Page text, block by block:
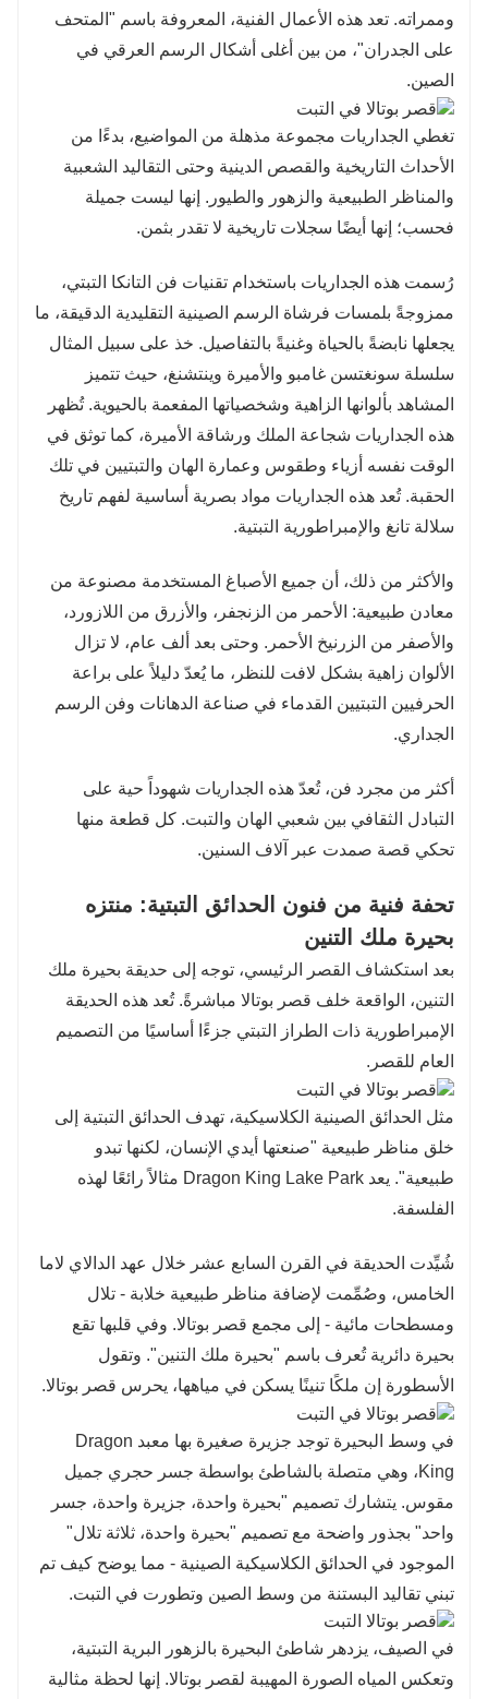
وممراته. تعد هذه الأعمال الفنية، المعروفة باسم "المتحف
على الجدران"، من بين أغلى أشكال الرسم العرقي في
الصين.
تغطي الجداريات مجموعة مذهلة من المواضيع، بدءًا من
الأحداث التاريخية والقصص الدينية وحتى التقاليد الشعبية
والمناظر الطبيعية والزهور والطيور. إنها ليست جميلة
فحسب؛ إنها أيضًا سجلات تاريخية لا تقدر بثمن.
رُسمت هذه الجداريات باستخدام تقنيات فن التانكا التبتي،
ممزوجةً بلمسات فرشاة الرسم الصينية التقليدية الدقيقة، ما
يجعلها نابضةً بالحياة وغنيةً بالتفاصيل. خذ على سبيل المثال
سلسلة سونغتسن غامبو والأميرة وينتشنغ، حيث تتميز
المشاهد بألوانها الزاهية وشخصياتها المفعمة بالحيوية. تُظهر
هذه الجداريات شجاعة الملك ورشاقة الأميرة، كما توثق في
الوقت نفسه أزياء وطقوس وعمارة الهان والتبتيين في تلك
الحقبة. تُعد هذه الجداريات مواد بصرية أساسية لفهم تاريخ
سلالة تانغ والإمبراطورية التبتية.
والأكثر من ذلك، أن جميع الأصباغ المستخدمة مصنوعة من
معادن طبيعية: الأحمر من الزنجفر، والأزرق من اللازورد،
والأصفر من الزرنيخ الأحمر. وحتى بعد ألف عام، لا تزال
الألوان زاهية بشكل لافت للنظر، ما يُعدّ دليلاً على براعة
الحرفيين التبتيين القدماء في صناعة الدهانات وفن الرسم
الجداري.
أكثر من مجرد فن، تُعدّ هذه الجداريات شهوداً حية على
التبادل الثقافي بين شعبي الهان والتبت. كل قطعة منها
تحكي قصة صمدت عبر آلاف السنين.
تحفة فنية من فنون الحدائق التبتية: منتزه
بحيرة ملك التنين
بعد استكشاف القصر الرئيسي، توجه إلى حديقة بحيرة ملك
التنين، الواقعة خلف قصر بوتالا مباشرةً. تُعد هذه الحديقة
الإمبراطورية ذات الطراز التبتي جزءًا أساسيًا من التصميم
العام للقصر.
مثل الحدائق الصينية الكلاسيكية، تهدف الحدائق التبتية إلى
خلق مناظر طبيعية "صنعتها أيدي الإنسان، لكنها تبدو
طبيعية". يعد Dragon King Lake Park مثالاً رائعًا لهذه
الفلسفة.
شُيِّدت الحديقة في القرن السابع عشر خلال عهد الدالاي لاما
الخامس، وصُمِّمت لإضافة مناظر طبيعية خلابة - تلال
ومسطحات مائية - إلى مجمع قصر بوتالا. وفي قلبها تقع
بحيرة دائرية تُعرف باسم "بحيرة ملك التنين". وتقول
الأسطورة إن ملكًا تنينًا يسكن في مياهها، يحرس قصر بوتالا.
في وسط البحيرة توجد جزيرة صغيرة بها معبد Dragon
King، وهي متصلة بالشاطئ بواسطة جسر حجري جميل
مقوس. يتشارك تصميم "بحيرة واحدة، جزيرة واحدة، جسر
واحد" بجذور واضحة مع تصميم "بحيرة واحدة، ثلاثة تلال"
الموجود في الحدائق الكلاسيكية الصينية - مما يوضح كيف تم
تبني تقاليد البستنة من وسط الصين وتطورت في التبت.
في الصيف، يزدهر شاطئ البحيرة بالزهور البرية التبتية،
وتعكس المياه الصورة المهيبة لقصر بوتالا. إنها لحظة مثالية